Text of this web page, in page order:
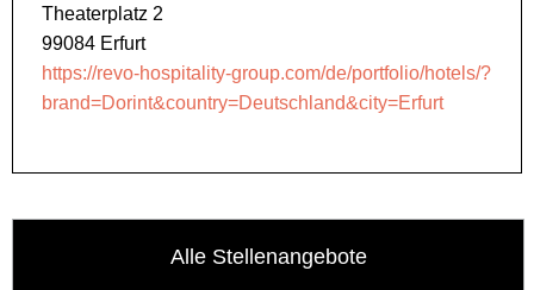
Alle Stellenangebote
Theaterplatz 2
99084 Erfurt
https://revo-hospitality-group.com/de/portfolio/hotels/?
brand=Dorint&country=Deutschland&city=Erfurt